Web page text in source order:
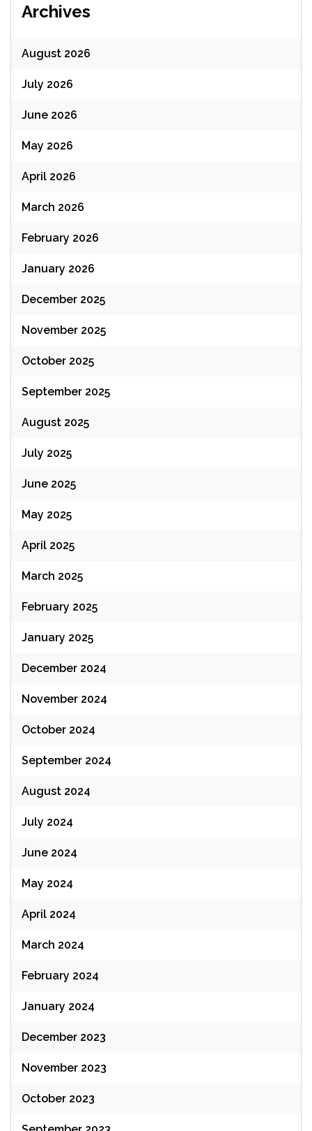
Archives
August 2026
July 2026
June 2026
May 2026
April 2026
March 2026
February 2026
January 2026
December 2025
November 2025
October 2025
September 2025
August 2025
July 2025
June 2025
May 2025
April 2025
March 2025
February 2025
January 2025
December 2024
November 2024
October 2024
September 2024
August 2024
July 2024
June 2024
May 2024
April 2024
March 2024
February 2024
January 2024
December 2023
November 2023
October 2023